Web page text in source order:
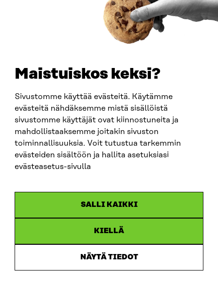
Maistuiskos keksi?
Sivustomme käyttää evästeitä. Käytämme
evästeitä nähdäksemme mistä sisällöistä
sivustomme käyttäjät ovat kiinnostuneita ja
mahdollistaaksemme joitakin sivuston
toiminnallisuuksia. Voit tutustua tarkemmin
evästeiden sisältöön ja hallita asetuksiasi
evästeasetus-sivulla
SALLI KAIKKI
KIELLÄ
NÄYTÄ TIEDOT
SITRA SOSIAALISESSA MEDIASSA
LinkedIn
Instagram
YouTube
Saavutettavuusseloste
Asiakirjajulkisuus